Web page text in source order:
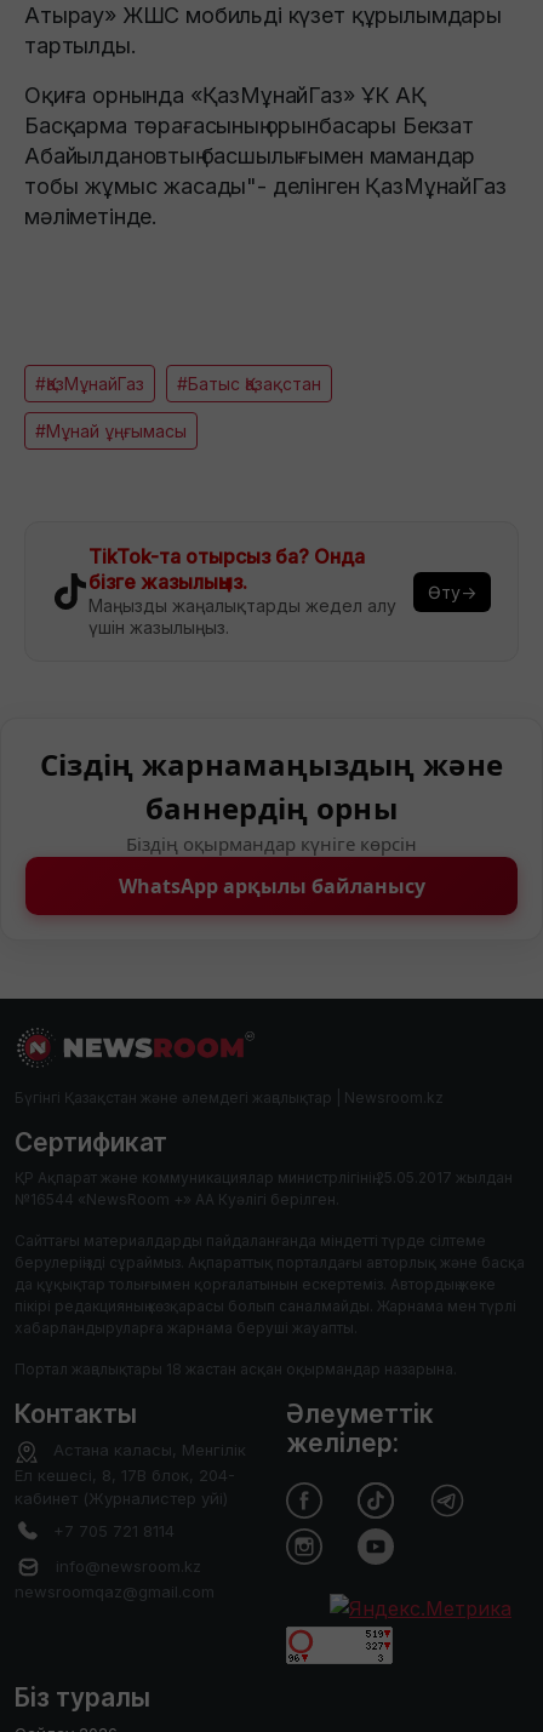
Атырау» ЖШС мобильді күзет құрылымдары
тартылды.
Оқиға орнында «ҚазМұнайГаз» ҰК АҚ
Басқарма төрағасының орынбасары Бекзат
Абайылдановтың басшылығымен мамандар
тобы жұмыс жасады"- делінген ҚазМұнайГаз
мәліметінде.
#ҚазМұнайГаз #Батыс Қазақстан
#Мұнай ұңғымасы
TikTok-та отырсыз ба? Онда
бізге жазылыңыз.
Маңызды жаңалықтарды жедел алу
үшін жазылыңыз.
Өту→
Сіздің жарнамаңыздың және
баннердің орны
Біздің оқырмандар күніге көрсін
WhatsApp арқылы байланысу
Бүгінгі Қазақстан және әлемдегі жаңалықтар | Newsroom.kz
Сертификат
ҚР Ақпарат және коммуникациялар министрлігінің 25.05.2017 жылдан
№16544 «NewsRoom +» АА Куәлігі берілген.
Сайттағы материалдарды пайдаланғанда міндетті түрде сілтеме
берулеріңізді сұраймыз. Ақпараттық порталдағы авторлық және басқа
да құқықтар толығымен қорғалатынын ескертеміз. Автордың жеке
пікірі редакцияның көзқарасы болып саналмайды. Жарнама мен түрлі
хабарландыруларға жарнама беруші жауапты.
Портал жаңалықтары 18 жастан асқан оқырмандар назарына.
Контакты
Астана каласы, Менгілік
Ел кешесі, 8, 17В блок, 204-
кабинет (Журналистер уйі)
+7 705 721 8114
info@newsroom.kz
newsroomqaz@gmail.com
Біз туралы
Әлеуметтік
желілер: